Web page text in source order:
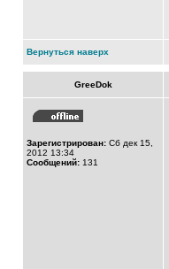
Вернуться наверх
GreeDok
Зарегистрирован: Сб дек 15,
2012 13:34
Сообщений: 131